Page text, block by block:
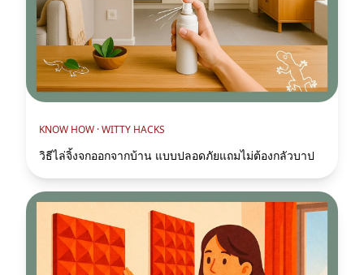
KNOW HOW ·WITTY HACKS
วิธีไล่จิ้งจกออกจากบ้าน แบบปลอดภัยแถมไม่ต้องกลัวบาป